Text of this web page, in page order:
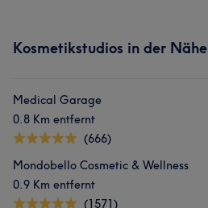
Kosmetikstudios in der Nähe
Medical Garage
0.8 Km entfernt
(666)
Mondobello Cosmetic & Wellness
0.9 Km entfernt
(1571)